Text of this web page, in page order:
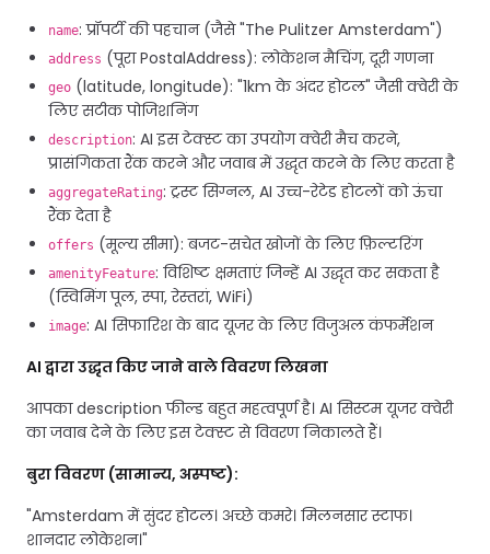
name: प्रॉपर्टी की पहचान (जैसे "The Pulitzer Amsterdam")
address (पूरा PostalAddress): लोकेशन मैचिंग, दूरी गणना
geo (latitude, longitude): "1km के अंदर होटल" जैसी क्वेरी के
लिए सटीक पोजिशनिंग
description: AI इस टेक्स्ट का उपयोग क्वेरी मैच करने,
प्रासंगिकता रैंक करने और जवाब में उद्धृत करने के लिए करता है
aggregateRating: ट्रस्ट सिग्नल, AI उच्च-रेटेड होटलों को ऊंचा
रैंक देता है
offers (मूल्य सीमा): बजट-सचेत खोजों के लिए फ़िल्टरिंग
amenityFeature: विशिष्ट क्षमताएं जिन्हें AI उद्धृत कर सकता है
(स्विमिंग पूल, स्पा, रेस्तरां, WiFi)
image: AI सिफारिश के बाद यूजर के लिए विजुअल कंफर्मेशन
AI द्वारा उद्धृत किए जाने वाले विवरण लिखना
आपका description फील्ड बहुत महत्वपूर्ण है। AI सिस्टम यूजर क्वेरी
का जवाब देने के लिए इस टेक्स्ट से विवरण निकालते हैं।
बुरा विवरण (सामान्य, अस्पष्ट):
"Amsterdam में सुंदर होटल। अच्छे कमरे। मिलनसार स्टाफ।
शानदार लोकेशन।"